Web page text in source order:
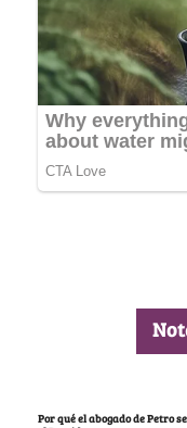
Por qué el abogado de Petro